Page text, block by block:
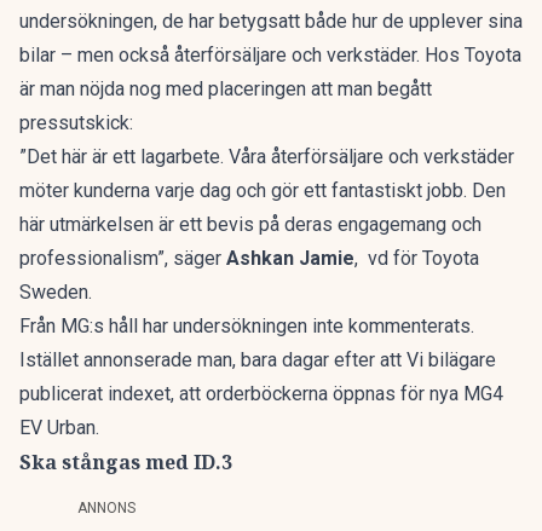
undersökningen, de har betygsatt både hur de upplever sina
bilar – men också återförsäljare och verkstäder. Hos Toyota
är man nöjda nog med placeringen att man begått
pressutskick:
”Det här är ett lagarbete. Våra återförsäljare och verkstäder
möter kunderna varje dag och gör ett fantastiskt jobb. Den
här utmärkelsen är ett bevis på deras engagemang och
professionalism”, säger Ashkan Jamie, vd för Toyota
Sweden.
Från MG:s håll har undersökningen inte kommenterats.
Istället annonserade man, bara dagar efter att Vi bilägare
publicerat indexet, att orderböckerna öppnas för nya MG4
EV Urban.
Ska stångas med ID.3
ANNONS